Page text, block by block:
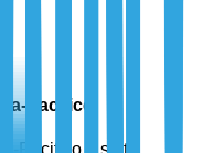
Pacifico
Pacifico è stato